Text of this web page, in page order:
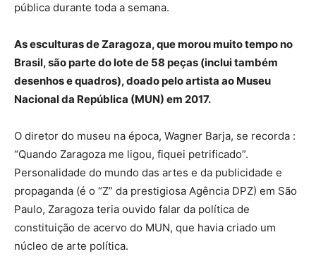
pública durante toda a semana.
As esculturas de Zaragoza, que morou muito tempo no
Brasil, são parte do lote de 58 peças (inclui também
desenhos e quadros), doado pelo artista ao Museu
Nacional da República (MUN) em 2017.
O diretor do museu na época, Wagner Barja, se recorda :
“Quando Zaragoza me ligou, fiquei petrificado”.
Personalidade do mundo das artes e da publicidade e
propaganda (é o “Z” da prestigiosa Agência DPZ) em São
Paulo, Zaragoza teria ouvido falar da política de
constituição de acervo do MUN, que havia criado um
núcleo de arte política.